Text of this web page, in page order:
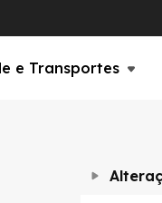
e Transportes